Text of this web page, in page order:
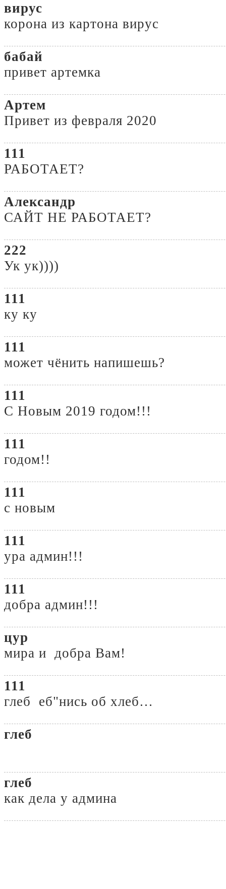
вирус
корона из картона вирус
бабай
привет артемка
Артем
Привет из февраля 2020
111
РАБОТАЕТ?
Александр
САЙТ НЕ РАБОТАЕТ?
222
Ук ук))))
111
ку ку
111
может чёнить напишешь?
111
С Новым 2019 годом!!!
111
годом!!
111
с новым
111
ура админ!!!
111
добра админ!!!
цур
мира и добра Вам!
111
глеб еб"нись об хлеб…
глеб
глеб
как дела у админа